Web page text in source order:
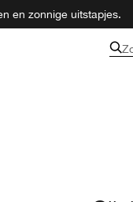
en zonnige uitstapjes.